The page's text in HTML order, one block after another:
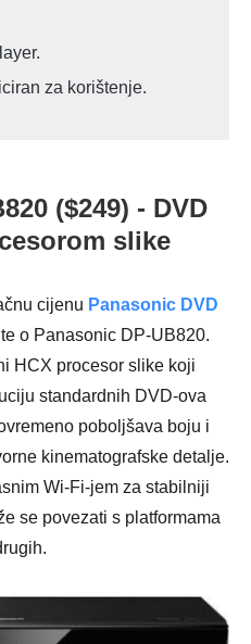
za korištenje.
($249) - DVD
slike
cijenu Panasonic DVD
o Panasonic DP-UB820.
HCX procesor slike koji
standardnih DVD-ova
poboljšava boju i
kinematografske detalje.
Wi-Fi-jem za stabilniji
se povezati s platformama